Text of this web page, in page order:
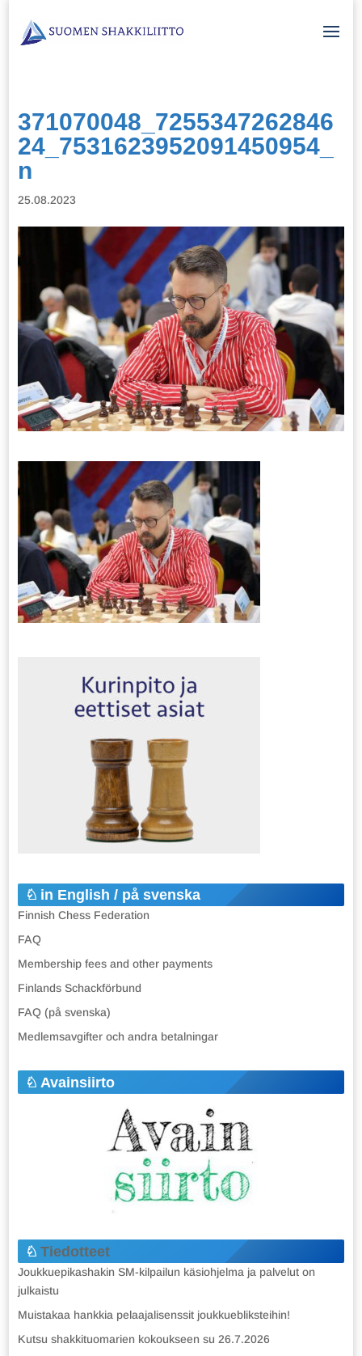
371070048_7255347262846
24_7531623952091450954_
n
25.08.2023
in English / på svenska
Finnish Chess Federation
FAQ
Membership fees and other payments
Finlands Schackförbund
FAQ (på svenska)
Medlemsavgifter och andra betalningar
Avainsiirto
Tiedotteet
Joukkuepikashakin SM-kilpailun käsiohjelma ja palvelut on
julkaistu
Muistakaa hankkia pelaajalisenssit joukkuebliksteihin!
Kutsu shakkituomarien kokoukseen su 26.7.2026